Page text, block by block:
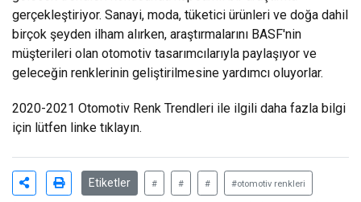
gerçekleştiriyor. Sanayi, moda, tüketici ürünleri ve doğa dahil
birçok şeyden ilham alırken, araştırmalarını BASF'nin
müşterileri olan otomotiv tasarımcılarıyla paylaşıyor ve
geleceğin renklerinin geliştirilmesine yardımcı oluyorlar.
2020-2021 Otomotiv Renk Trendleri ile ilgili daha fazla bilgi
için lütfen linke tıklayın.
Etiketler # # # #otomotiv renkleri